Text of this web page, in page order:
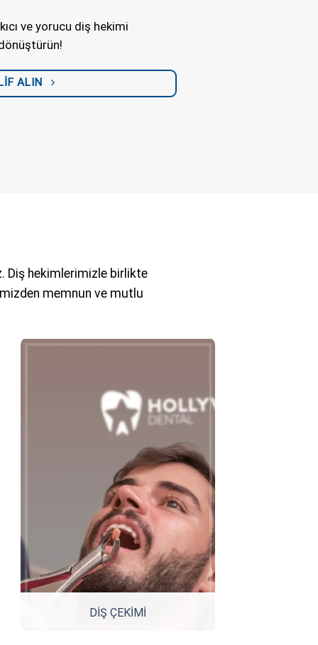
ve yorucu diş hekimi
ALIN
Diş hekimlerimizle birlikte
memnun ve mutlu
DİŞ ÇEKİMİ